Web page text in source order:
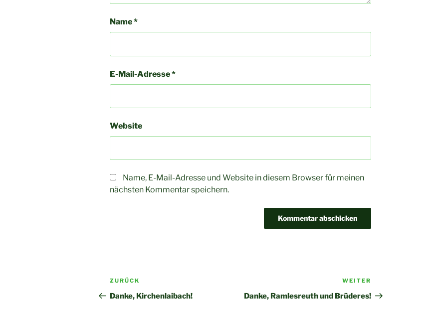
Name*
E-Mail-Adresse*
Website
Name, E-Mail-Adresse und Website in diesem Browser für meinen
nächsten Kommentar speichern.
Beitragsnavigation
Vorheriger
Beitrag
ZURÜCK
Danke, Kirchenlaibach!
Beitrag
WEITER
Danke, Ramlesreuth und Brüderes!